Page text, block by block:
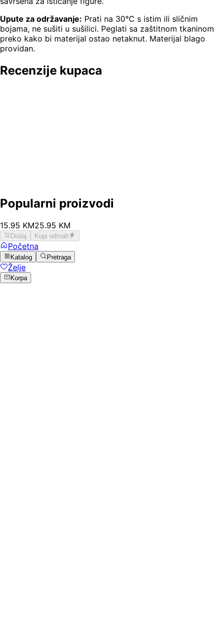
Upute za održavanje: Prati na 30°C s istim ili sličnim
bojama, ne sušiti u sušilici. Peglati sa zaštitnom tkaninom
preko kako bi materijal ostao netaknut. Materijal blago
providan.
Recenzije kupaca
Popularni proizvodi
15.95 KM25.95 KM
Dodaj Kupi odmah
Početna
Katalog Pretraga
Želje
Korpa